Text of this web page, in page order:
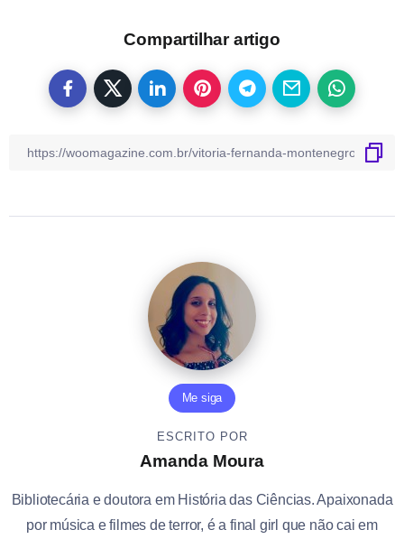
Compartilhar artigo
Me siga
ESCRITO POR
Amanda Moura
Bibliotecária e doutora em História das Ciências. Apaixonada
por música e filmes de terror, é a final girl que não cai em